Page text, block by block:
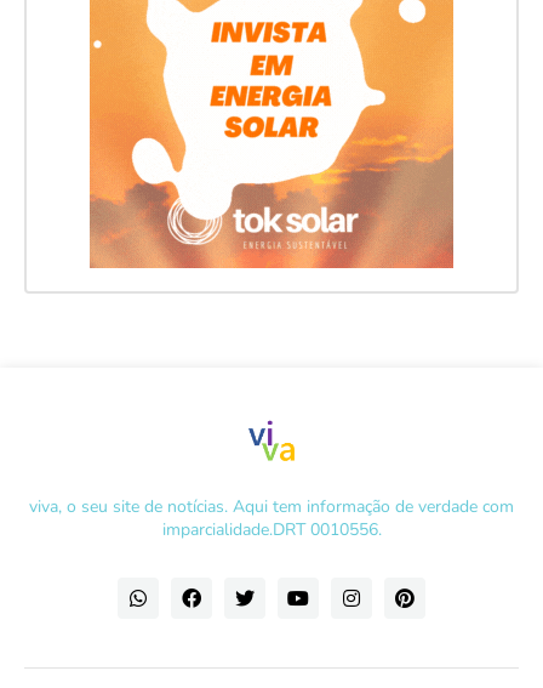
viva, o seu site de notícias. Aqui tem informação de verdade com
imparcialidade.DRT 0010556.